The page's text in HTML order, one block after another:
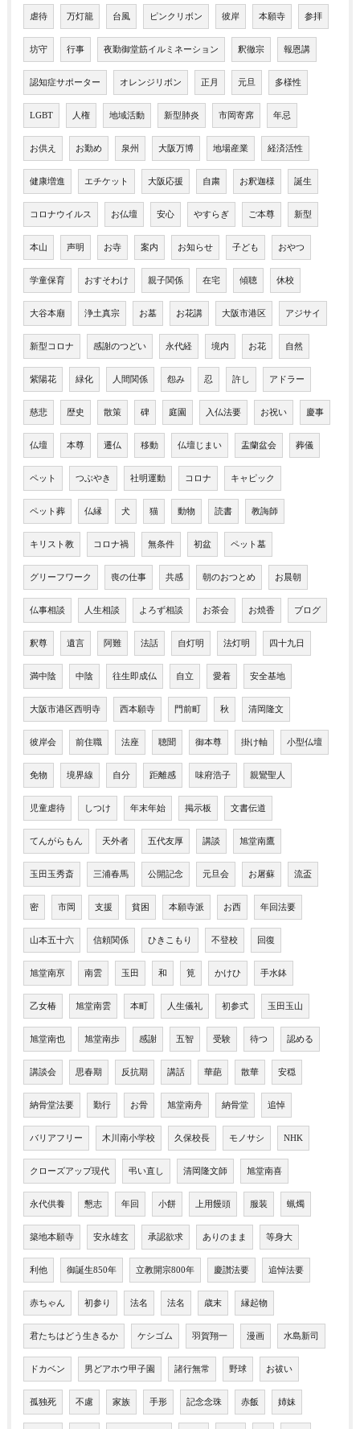
虐待 万灯籠 台風 ピンクリボン 彼岸 本願寺 参拝
坊守 行事 夜勤御堂筋イルミネーション 釈徹宗 報恩講
認知症サポーター オレンジリボン 正月 元旦 多様性
LGBT 人権 地域活動 新型肺炎 市岡寄席 年忌
お供え お勤め 泉州 大阪万博 地場産業 経済活性
健康増進 エチケット 大阪応援 自粛 お釈迦様 誕生
コロナウイルス お仏壇 安心 やすらぎ ご本尊 新型
本山 声明 お寺 案内 お知らせ 子ども おやつ
学童保育 おすそわけ 親子関係 在宅 傾聴 休校
大谷本廟 浄土真宗 お墓 お花講 大阪市港区 アジサイ
新型コロナ 感謝のつどい 永代経 境内 お花 自然
紫陽花 緑化 人間関係 怨み 忍 許し アドラー
慈悲 歴史 散策 碑 庭園 入仏法要 お祝い 慶事
仏壇 本尊 遷仏 移動 仏壇じまい 盂蘭盆会 葬儀
ペット つぶやき 社明運動 コロナ キャピック
ペット葬 仏縁 犬 猫 動物 読書 教誨師
キリスト教 コロナ禍 無条件 初盆 ペット墓
グリーフワーク 喪の仕事 共感 朝のおつとめ お晨朝
仏事相談 人生相談 よろず相談 お茶会 お焼香 ブログ
釈尊 遺言 阿難 法話 自灯明 法灯明 四十九日
満中陰 中陰 往生即成仏 自立 愛着 安全基地
大阪市港区西明寺 西本願寺 門前町 秋 清岡隆文
彼岸会 前住職 法座 聴聞 御本尊 掛け軸 小型仏壇
免物 境界線 自分 距離感 味府浩子 親鸞聖人
児童虐待 しつけ 年末年始 掲示板 文書伝道
てんがらもん 天外者 五代友厚 講談 旭堂南鷹
玉田玉秀斎 三浦春馬 公開記念 元旦会 お屠蘇 流盃
密 市岡 支援 貧困 本願寺派 お西 年回法要
山本五十六 信頼関係 ひきこもり 不登校 回復
旭堂南亰 南雲 玉田 和 筧 かけひ 手水鉢
乙女椿 旭堂南雲 本町 人生儀礼 初参式 玉田玉山
旭堂南也 旭堂南歩 感謝 五智 受験 待つ 認める
講談会 思春期 反抗期 講話 華葩 散華 安穏
納骨堂法要 勤行 お骨 旭堂南舟 納骨堂 追悼
バリアフリー 木川南小学校 久保校長 モノサシ NHK
クローズアップ現代 弔い直し 清岡隆文師 旭堂南喜
永代供養 懇志 年回 小餅 上用饅頭 服装 蝋燭
築地本願寺 安永雄玄 承認欲求 ありのまま 等身大
利他 御誕生850年 立教開宗800年 慶讃法要 追悼法要
赤ちゃん 初参り 法名 法名 歳末 縁起物
君たちはどう生きるか ケシゴム 羽賀翔一 漫画 水島新司
ドカベン 男どアホウ甲子園 諸行無常 野球 お祓い
孤独死 不慮 家族 手形 記念念珠 赤飯 姉妹